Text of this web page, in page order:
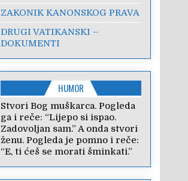
ZAKONIK KANONSKOG PRAVA
DRUGI VATIKANSKI –
DOKUMENTI
HUMOR
Stvori Bog muškarca. Pogleda
ga i reče: “Lijepo si ispao.
Zadovoljan sam.” A onda stvori
ženu. Pogleda je pomno i reče:
“E, ti ćeš se morati šminkati.”